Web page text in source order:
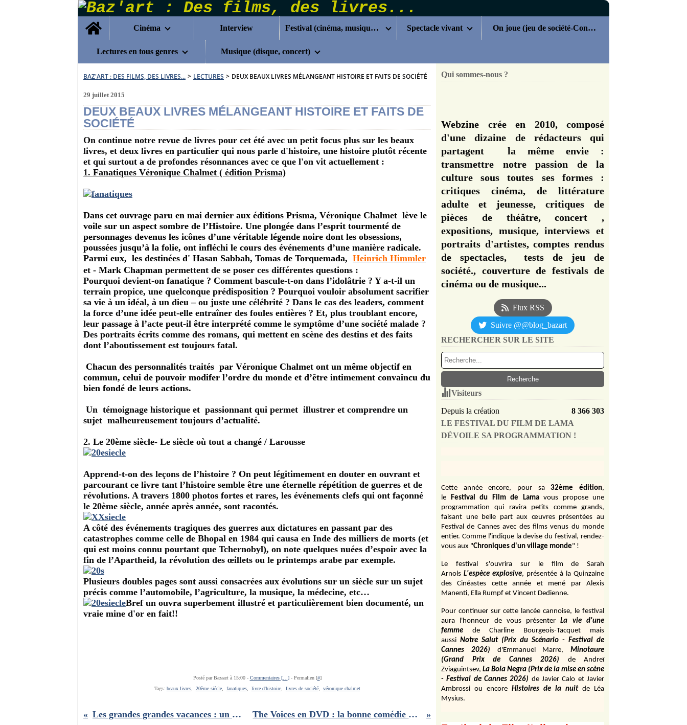
Home
Cinéma
Interview Festival (cinéma, musique...) Spectacle vivant On joue (jeu de société-Concours)
Lectures en tous genres Musique (disque, concert)
BAZ'ART : DES FILMS, DES LIVRES... > LECTURES > DEUX BEAUX LIVRES MÉLANGEANT HISTOIRE ET FAITS DE SOCIÉTÉ
29 juillet 2015
DEUX BEAUX LIVRES MÉLANGEANT HISTOIRE ET FAITS DE
SOCIÉTÉ
On continue notre revue de livres pour cet été avec un petit focus plus sur les beaux
livres, et deux livres en particulier qui nous parle d'histoire, une histoire plutôt récente
et qui surtout a de profondes résonnances avec ce que l'on vit actuellement :
1. Fanatiques Véronique Chalmet ( édition Prisma)
Dans cet ouvrage paru en mai dernier aux éditions Prisma, Véronique Chalmet lève le
voile sur un aspect sombre de l’Histoire. Une plongée dans l’esprit tourmenté de
personnages devenus les icônes d’une véritable légende noire dont les obsessions,
poussées jusqu’à la folie, ont infléchi le cours des événements d’une manière radicale.
Parmi eux, les destinées d' Hasan Sabbah, Tomas de Torquemada, Heinrich Himmler
et - Mark Chapman permettent de se poser ces différentes questions :
Pourquoi devient-on fanatique ? Comment bascule-t-on dans l’idolâtrie ? Y a-t-il un
terrain propice, une quelconque prédisposition ? Pourquoi vouloir absolument sacrifier
sa vie à un idéal, à un dieu – ou juste une célébrité ? Dans le cas des leaders, comment
la force d’une idée peut-elle entraîner des foules entières ? Et, plus troublant encore,
leur passage à l’acte peut-il être interprété comme le symptôme d’une société malade ?
Des portraits écrits comme des romans, qui mettent en scène des destins et des faits
dont l’aboutissement est toujours fatal.
Chacun des personnalités traités par Véronique Chalmet ont un même objectif en
commun, celui de pouvoir modifer l’ordre du monde et d’être intimement convaincu du
bien fondé de leurs actions.
Un témoignage historique et passionnant qui permet illustrer et comprendre un
sujet malheureusement toujours d’actualité.
2. Le 20ème siècle- Le siècle où tout a changé / Larousse
Apprend-t-on des leçons de l’histoire ? On peut légitimement en douter en ouvrant et
parcourant ce livre tant l’histoire semble être une éternelle répétition de guerres et de
révolutions. A travers 1800 photos fortes et rares, les événements clefs qui ont façonné
le 20ème siècle, année après année, sont racontés.
A côté des événements tragiques des guerres aux dictatures en passant par des
catastrophes comme celle de Bhopal en 1984 qui causa en Inde des milliers de morts (et
qui est moins connu pourtant que Tchernobyl), on note quelques nuées d’espoir avec la
fin de l’Apartheid, la révolution des œillets ou le printemps arabe par exemple.
Plusieurs doubles pages sont aussi consacrées aux évolutions sur un siècle sur un sujet
précis comme l’automobile, l’agriculture, la musique, la médecine, etc…
Bref un ouvra superbement illustré et particulièrement bien documenté, un
vraie mine d'or en fait!!
Posté par Bazaart à 15:00 - Commentaires [… ]- Permalien [#]
Tags: beaux livres, 20ème siècle, fanatiques, livre d'histoire, livres de société, véronique chalmet
Les grandes grandes vacances : un grand grand dessin animé
The Voices en DVD : la bonne comédie macabre de Marjane Satrapi
Qui sommes-nous ?
Webzine crée en 2010, composé
d'une dizaine de rédacteurs qui
partagent la même envie :
transmettre notre passion de la
culture sous toutes ses formes :
critiques cinéma, de littérature
adulte et jeunesse, critiques de
pièces de théâtre, concert ,
expositions, musique, interviews et
portraits d'artistes, comptes rendus
de spectacles, tests de jeu de
société., couverture de festivals de
cinéma ou de musique...
Flux RSS
Suivre @@blog_bazart
RECHERCHER SUR LE SITE
Visiteurs
Depuis la création
8 366 303
LE FESTIVAL DU FILM DE LAMA
DÉVOILE SA PROGRAMMATION !
Cette année encore, pour sa 32ème édition,
le Festival du Film de Lama vous propose une
programmation qui ravira petits comme grands,
faisant une belle part aux œuvres présentées au
Festival de Cannes avec des films venus du monde
entier. Comme l'indique la devise du festival, rendez-
vous aux "Chroniques d'un village monde" !
Le festival s'ouvrira sur le film de Sarah
Arnols L'espèce explosive, présentée à la Quinzaine
des Cinéastes cette année et mené par Alexis
Manenti, Ella Rumpf et Vincent Dedienne.
Pour continuer sur cette lancée cannoise, le festival
aura l'honneur de vous présenter
La vie d'une
femme
de Charline Bourgeois-Tacquet
mais
aussi Notre Salut (Prix du Scénario - Festival de
Cannes 2026)
d'Emmanuel Marre,
Minotaure
(Grand Prix de Cannes 2026)
de Andreï
Zviaguintsev, La Bola Negra (Prix de la mise en scène
- Festival de Cannes 2026) de Javier Calo et Javier
Ambrossi ou encore Histoires de la nuit de Léa
Mysius.